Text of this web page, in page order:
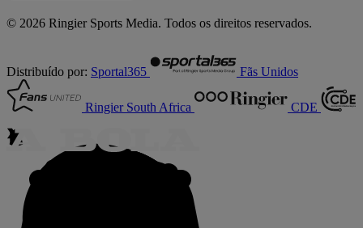
© 2026 Ringier Sports Media. Todos os direitos reservados.
Distribuído por: Sportal365 Fãs Unidos
Ringier South Africa CDE